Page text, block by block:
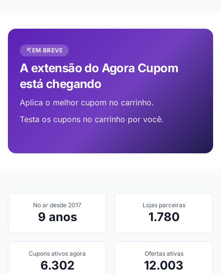
EM BREVE
A extensão do Agora Cupom
está chegando
Aplica o melhor cupom no carrinho.
Testa os cupons no carrinho por você.
No ar desde 2017
9 anos
Lojas parceiras
1.780
Cupons ativos agora
6.302
Ofertas ativas
12.003